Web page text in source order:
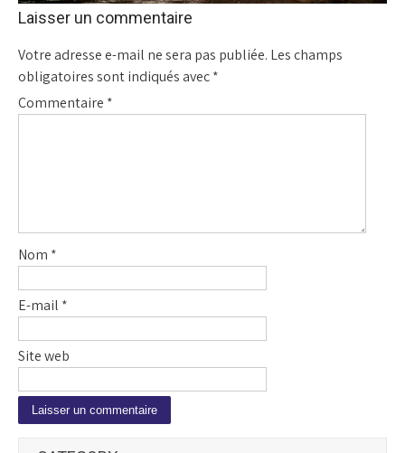
Laisser un commentaire
Votre adresse e-mail ne sera pas publiée. Les champs
obligatoires sont indiqués avec*
Commentaire *
Nom *
E-mail *
Site web